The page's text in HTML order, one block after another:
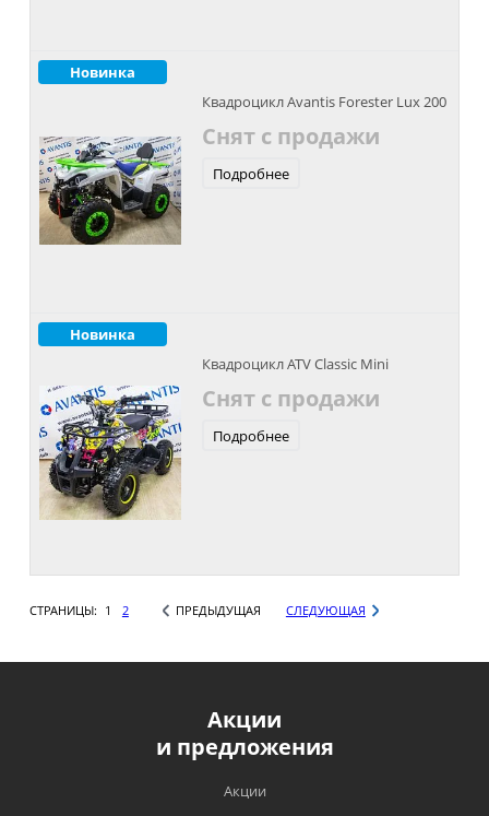
Новинка
Квадроцикл Avantis Forester Lux 200
Снят с продажи
Подробнее
Новинка
Квадроцикл ATV Classic Mini
Снят с продажи
Подробнее
СТРАНИЦЫ: 1 2 ПРЕДЫДУЩАЯ СЛЕДУЮЩАЯ
Акции
и предложения
Акции